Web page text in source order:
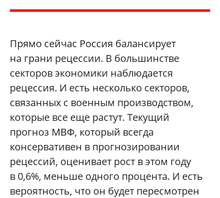
Прямо сейчас Россия балансирует
на грани рецессии. В большинстве
секторов экономики наблюдается
рецессия. И есть несколько секторов,
связанных с военным производством,
которые все еще растут. Текущий
прогноз МВФ, который всегда
консервативен в прогнозировании
рецессий, оценивает рост в этом году
в 0,6%, меньше одного процента. И есть
вероятность, что он будет пересмотрен